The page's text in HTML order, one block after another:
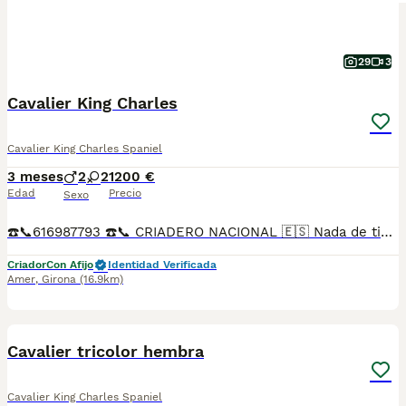
29 3
Cavalier King Charles
Cavalier King Charles Spaniel
3 meses
Edad
2 2
Sexo
1200 €
Precio
☎️📞616987793 ☎️📞 CRIADERO NACIONAL 🇪🇸 Nada de tiendas ni intermediarios. Padres a la vista. Nuestros CAVALIER viven libres y en continuo contacto con nosotros , resultando un equilibrio físico y psicológico que les hace desarrollarse plenamente. Nuestros cachorros de Golden Retriever reciben un programa de estimulación desde una edad temprana para una impronta y sociabilización óptima. Control veterinario permanente, Certificados oficiales Selección del carácter de los reproductores, estimulación precoz de los cachorros, evolución de entornos, parques exteriores con circuitos estimulantes, destete progresivo para un cachorro más seguro y autosuficiente, iniciación al control de esfínteres, etc… Precio desde según ejemplar en sexo, color.
CriadorCon Afijo
Identidad Verificada
Amer, Girona (16.9km)
Cavalier tricolor hembra
Cavalier King Charles Spaniel